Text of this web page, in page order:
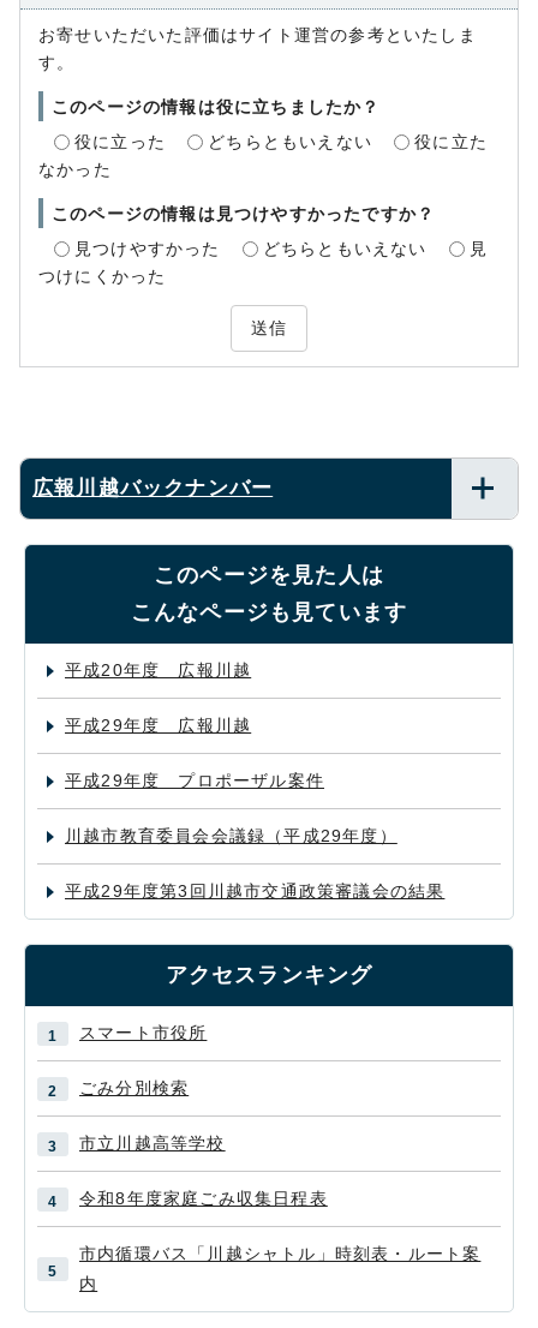
お寄せいただいた評価はサイト運営の参考といたしま
す。
このページの情報は役に立ちましたか？
役に立った
どちらともいえない
役に立た
なかった
このページの情報は見つけやすかったですか？
見つけやすかった
どちらともいえない
見
つけにくかった
送信
広報川越バックナンバー
このページを見た人は
こんなページも見ています
平成20年度 広報川越
平成29年度 広報川越
平成29年度 プロポーザル案件
川越市教育委員会会議録（平成29年度）
平成29年度第3回川越市交通政策審議会の結果
アクセスランキング
スマート市役所
ごみ分別検索
市立川越高等学校
令和8年度家庭ごみ収集日程表
市内循環バス「川越シャトル」時刻表・ルート案
内